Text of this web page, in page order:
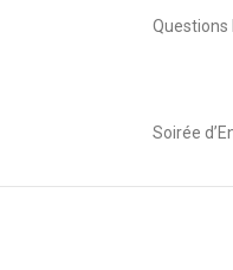
Questions
Soirée